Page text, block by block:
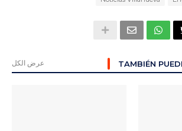
TAMBIÉN عرض الكل